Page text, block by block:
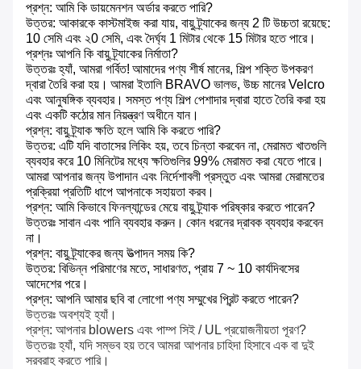
প্রশ্ন: আমি কি ডায়মেনশন অর্ডার করতে পারি?
উত্তর: আকারকে কাস্টমাইজ করা যায়, বায়ু ট্র্যাকের জন্য 2 টি উচ্চতা রয়েছে:
10 সেমি এবং ২0 সেমি, এবং দৈর্ঘ্য 1 মিটার থেকে 15 মিটার হতে পারে।
প্রশ্নঃ আপনি কি বায়ু ট্র্যাকের নির্মাতা?
উত্তরঃ হ্যাঁ, আমরা গর্বিত! আমাদের পণ্য শীর্ষ মানের, শিল্প শক্তি উপকরণ
দ্বারা তৈরি করা হয়। আমরা ইতালি BRAVO ভালভ, উচ্চ মানের Velcro
এবং আনুষঙ্গিক ব্যবহার। সমস্ত পণ্য শিল্প পেশাদার দ্বারা হাতে তৈরি করা হয়
এবং একটি কঠোর মান নিয়ন্ত্রণ অধীনে যান।
প্রশ্ন: বায়ু ট্র্যাক ক্ষতি হলে আমি কি করতে পারি?
উত্তর: এটি যদি বাতাসের লিকিং হয়, তবে চিন্তা করবেন না, মেরামত খাতগুলি
ব্যবহার করে 10 মিনিটের মধ্যে ক্ষতিগুলির 99% মেরামত করা যেতে পারে।
আমরা আপনার জন্য উপাদান এবং নির্দেশাবলী প্রস্তুত এবং আমরা মেরামতের
প্রক্রিয়া প্রতিটি ধাপে আপনাকে সহায়তা করব।
প্রশ্ন: আমি কিভাবে ফিনল্যান্ডের মেয়ে বায়ু ট্র্যাক পরিষ্কার করতে পারেন?
উত্তরঃ সাবান এবং পানি ব্যবহার করুন। কোন ধরনের দ্রাবক ব্যবহার করবেন
না।
প্রশ্ন: বায়ু ট্র্যাকের জন্য উত্পাদন সময় কি?
উত্তর: বিভিন্ন পরিমাণের মতে, সাধারণত, প্রায় 7 ~ 10 কার্যদিবসের
আদেশের পরে।
প্রশ্ন: আপনি আমার ছবি বা লোগো পণ্য সম্মুখের প্রিন্ট করতে পারেন?
উত্তরঃ অবশ্যই হ্যাঁ।
প্রশ্ন: আপনার blowers এবং পাম্প সিই / UL প্রয়োজনীয়তা পূরণ?
উত্তরঃ হ্যাঁ, যদি সম্ভব হয় তবে আমরা আপনার চাহিদা হিসাবে এক বা দুই
সরবরাহ করতে পারি।